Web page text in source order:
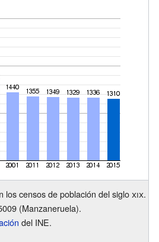
los censos de población del sigloxix.
(Manzaneruela).
del INE.